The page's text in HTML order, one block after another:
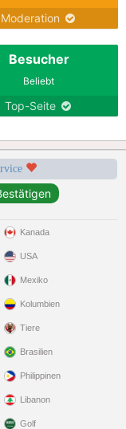
Moderation
Besucher
Beliebt
Top-Seite
Kanada
USA
Mexiko
Kolumbien
Tiere
Brasilien
Philippinen
Libanon
Golf